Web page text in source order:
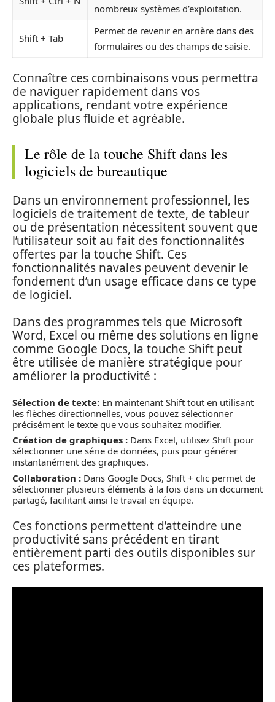
nombreux systèmes d’exploitation.
Shift + Tab
Permet de revenir en arrière dans des
formulaires ou des champs de saisie.
Connaître ces combinaisons vous permettra
de naviguer rapidement dans vos
applications, rendant votre expérience
globale plus fluide et agréable.
Le rôle de la touche Shift dans les
logiciels de bureautique
Dans un environnement professionnel, les
logiciels de traitement de texte, de tableur
ou de présentation nécessitent souvent que
l’utilisateur soit au fait des fonctionnalités
offertes par la touche Shift. Ces
fonctionnalités navales peuvent devenir le
fondement d’un usage efficace dans ce type
de logiciel.
Dans des programmes tels que Microsoft
Word, Excel ou même des solutions en ligne
comme Google Docs, la touche Shift peut
être utilisée de manière stratégique pour
améliorer la productivité :
Sélection de texte: En maintenant Shift tout en utilisant
les flèches directionnelles, vous pouvez sélectionner
précisément le texte que vous souhaitez modifier.
Création de graphiques : Dans Excel, utilisez Shift pour
sélectionner une série de données, puis pour générer
instantanément des graphiques.
Collaboration : Dans Google Docs, Shift + clic permet de
sélectionner plusieurs éléments à la fois dans un document
partagé, facilitant ainsi le travail en équipe.
Ces fonctions permettent d’atteindre une
productivité sans précédent en tirant
entièrement parti des outils disponibles sur
ces plateformes.